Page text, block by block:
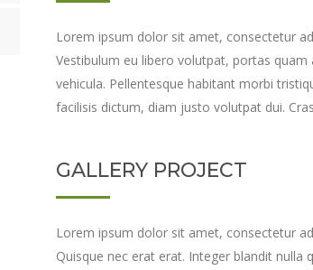
Lorem ipsum dolor sit amet, consectetur
Vestibulum eu libero volutpat, portas
vehicula. Pellentesque habitant morbi
facilisis dictum, diam justo volutpat dui.
GALLERY PROJECT
Lorem ipsum dolor sit amet, consectetur
Quisque nec erat erat. Integer blandit nulla